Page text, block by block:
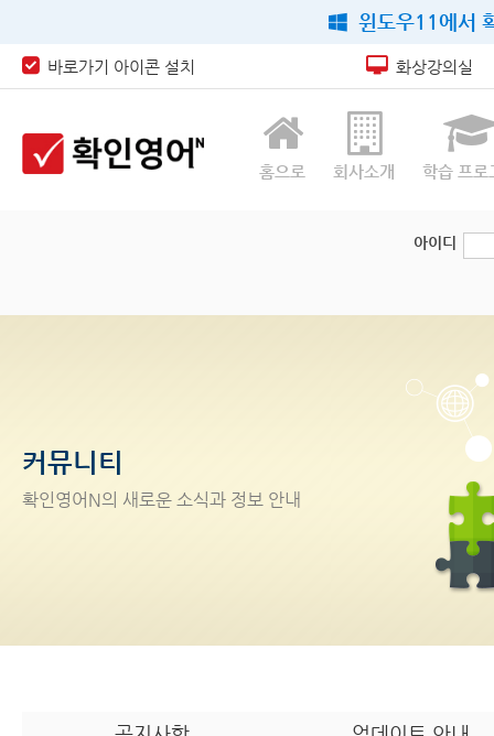
윈도우11에서
바로가기 아이콘 설치 화상강의실
홈으로 회사소개 학습 프로
아이디
커뮤니티
확인영어 N의 새로운 소식과 정보 안내